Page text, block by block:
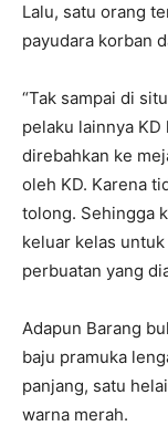
Lalu, satu orang
payudara korban
“Tak sampai di
pelaku lainnya
direbahkan ke
oleh KD. Karena
tolong. Sehingga
keluar kelas
perbuatan yang
Adapun Barang
baju pramuka
panjang, satu
warna merah.